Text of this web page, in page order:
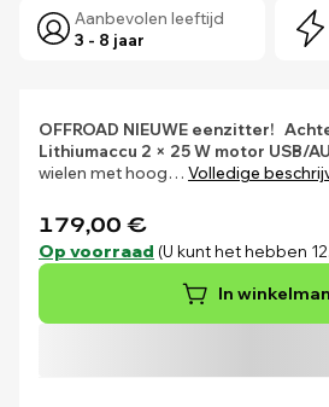
Aanbevolen leeftijd
3 - 8 jaar
OFFROAD NIEUWE eenzitter!
Lithiumaccu 2 × 25 W motor USB/
wielen met hoog… Volledige
179,00 €
Op voorraad (U kunt het hebben
In